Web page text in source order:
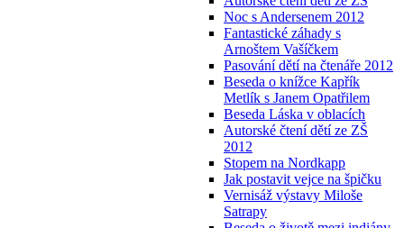
Noc s Andersenem 2012
Fantastické záhady s
Arnoštem Vašíčkem
Pasování dětí na čtenáře 2012
Beseda o knížce Kapřík
Metlík s Janem Opatřilem
Beseda Láska v oblacích
Autorské čtení dětí ze ZŠ
2012
Stopem na Nordkapp
Jak postavit vejce na špičku
Vernisáž výstavy Miloše
Satrapy